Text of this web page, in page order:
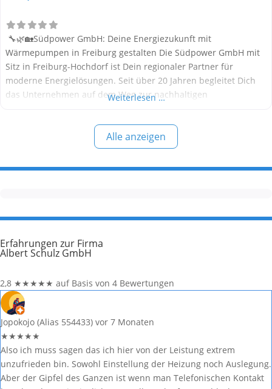
🔧🌿🏡Südpower GmbH: Deine Energiezukunft mit
Wärmepumpen in Freiburg gestalten Die Südpower GmbH mit
Sitz in Freiburg-Hochdorf ist Dein regionaler Partner für
moderne Energielösungen. Seit über 20 Jahren begleitet Dich
das Unternehmen auf dem Weg zur nachhaltigen
Wärmepumpen, Photovoltaik, Batteriespeicher und E-Mobilität.
Alle Informationen in diesem Beitrag stammen aus öffentlich
zugänglichen Quellen. Welche Wärmepumpen
Weiterlesen …
Alle anzeigen
Erfahrungen zur Firma
Albert Schulz GmbH
2,8 ★★★★★ auf Basis von 4 Bewertungen
Jopokojo (Alias 554433) vor 7 Monaten
★★★★★
Also ich muss sagen das ich hier von der Leistung extrem
unzufrieden bin. Sowohl Einstellung der Heizung noch Auslegung.
Aber der Gipfel des Ganzen ist wenn man Telefonischen Kontakt